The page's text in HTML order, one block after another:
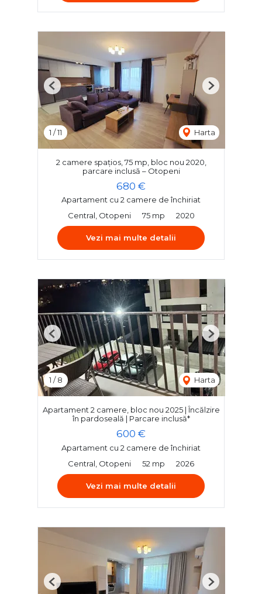
1 /11 Harta
Previous Next
2 camere spațios, 75 mp, bloc nou 2020,
parcare inclusă – Otopeni
680 €
Apartament cu 2 camere de închiriat
Central, Otopeni
75 mp 2020
Vezi mai multe detalii
1 /8 Harta
Previous Next
Apartament 2 camere, bloc nou 2025 | Încălzire
în pardoseală | Parcare inclusă*
600 €
Apartament cu 2 camere de închiriat
Central, Otopeni
52 mp 2026
Vezi mai multe detalii
Previous Next